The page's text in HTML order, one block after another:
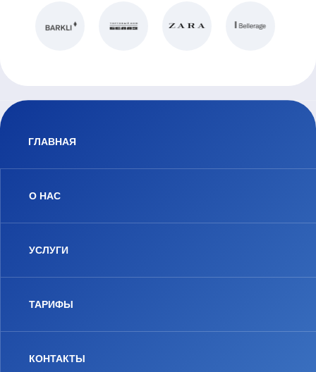
ГЛАВНАЯ
О НАС
УСЛУГИ
ТАРИФЫ
КОНТАКТЫ